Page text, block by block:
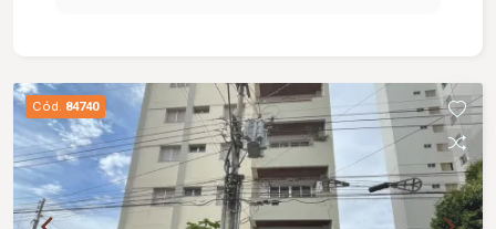
instalar seu negócio em um ambiente confortável
e funcional.
Cód. 84740